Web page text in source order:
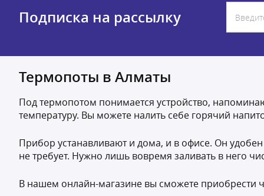
Подписка на рассылку
Термопоты в Алматы
Под термопотом понимается устройство,
температуру. Вы можете налить себе горячий
Прибор устанавливают и дома, и в офисе. Он
не требует. Нужно лишь вовремя заливать в него
В нашем онлайн-магазине вы сможете приобрести